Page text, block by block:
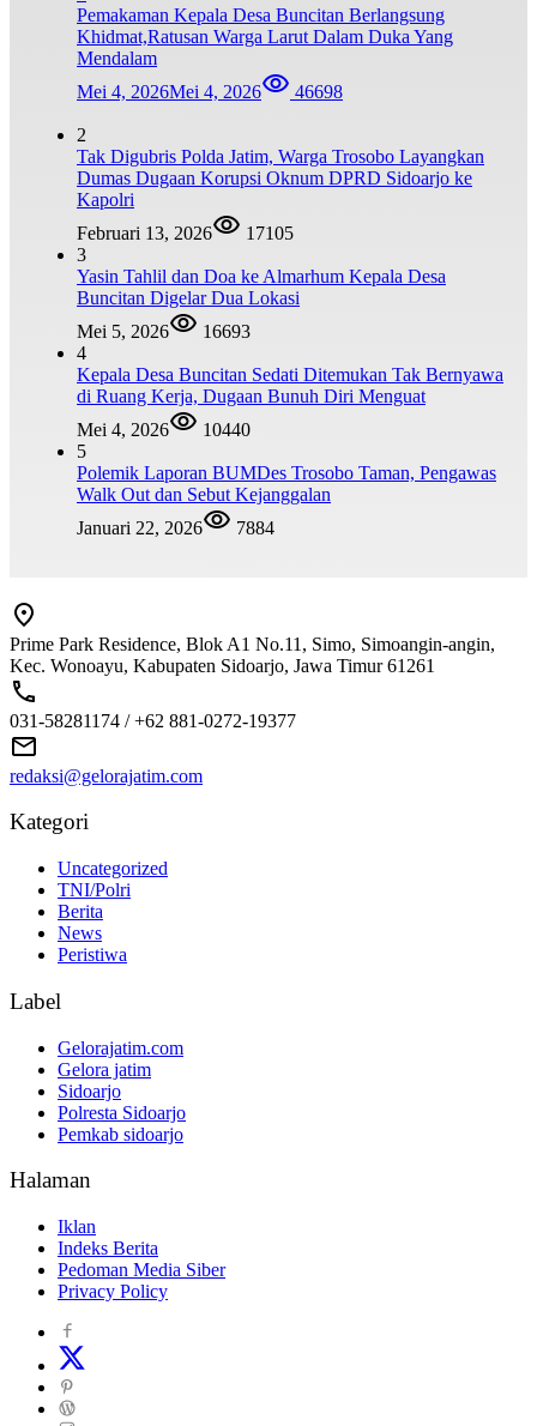
Pemakaman Kepala Desa Buncitan Berlangsung
Khidmat,Ratusan Warga Larut Dalam Duka Yang
Mendalam
Mei 4, 2026Mei 4, 2026 46698
2
Tak Digubris Polda Jatim, Warga Trosobo Layangkan
Dumas Dugaan Korupsi Oknum DPRD Sidoarjo ke
Kapolri
Februari 13, 2026
17105
3
Yasin Tahlil dan Doa ke Almarhum Kepala Desa
Buncitan Digelar Dua Lokasi
Mei 5, 2026
16693
4
Kepala Desa Buncitan Sedati Ditemukan Tak Bernyawa
di Ruang Kerja, Dugaan Bunuh Diri Menguat
Mei 4, 2026
10440
5
Polemik Laporan BUMDes Trosobo Taman, Pengawas
Walk Out dan Sebut Kejanggalan
Januari 22, 2026
7884
Prime Park Residence, Blok A1 No.11, Simo, Simoangin-angin,
Kec. Wonoayu, Kabupaten Sidoarjo, Jawa Timur 61261
031-58281174 / +62 881-0272-19377
redaksi@gelorajatim.com
Kategori
Uncategorized
TNI/Polri
Berita
News
Peristiwa
Label
Gelorajatim.com
Gelora jatim
Sidoarjo
Polresta Sidoarjo
Pemkab sidoarjo
Halaman
Iklan
Indeks Berita
Pedoman Media Siber
Privacy Policy